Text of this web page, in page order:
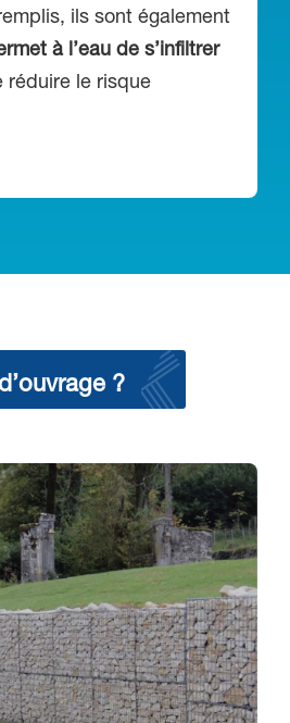
ils sont également
à l’eau de s’infiltrer
réduire le risque
?